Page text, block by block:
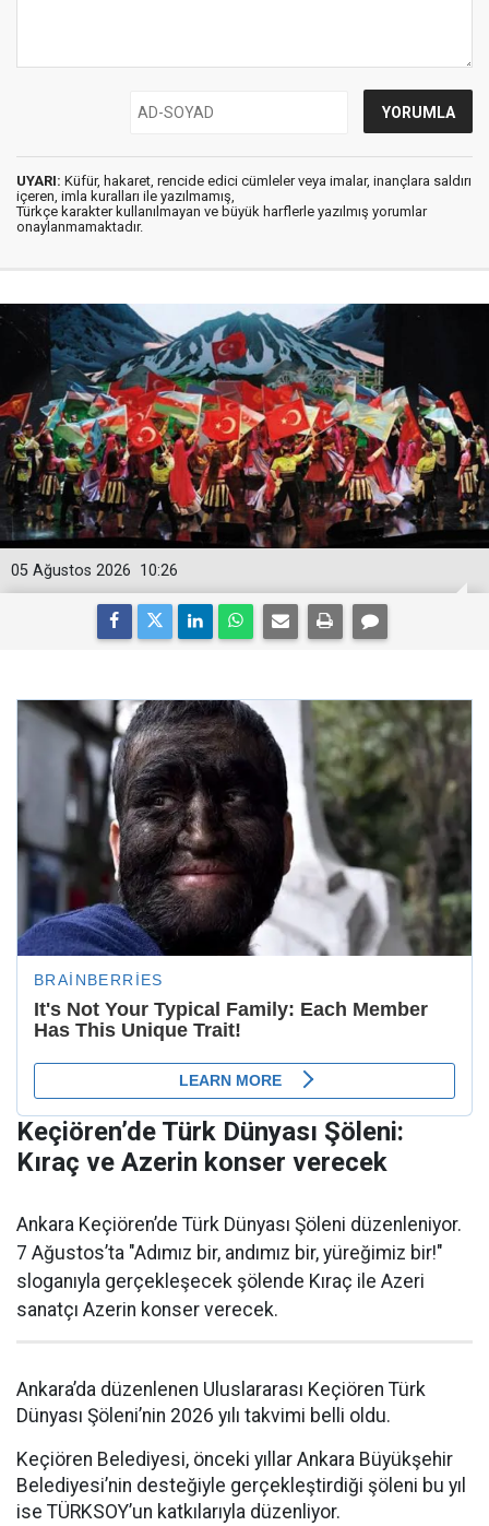
UYARI: Küfür, hakaret, rencide edici cümleler veya imalar, inançlara saldırı
içeren, imla kuralları ile yazılmamış,
Türkçe karakter kullanılmayan ve büyük harflerle yazılmış yorumlar
onaylanmamaktadır.
10:26
05 Ağustos 2026
Keçiören’de Türk Dünyası Şöleni:
Kıraç ve Azerin konser verecek
Ankara Keçiören’de Türk Dünyası Şöleni düzenleniyor.
7 Ağustos’ta "Adımız bir, andımız bir, yüreğimiz bir!"
sloganıyla gerçekleşecek şölende Kıraç ile Azeri
sanatçı Azerin konser verecek.
Ankara’da düzenlenen Uluslararası Keçiören Türk
Dünyası Şöleni’nin 2026 yılı takvimi belli oldu.
Keçiören Belediyesi, önceki yıllar Ankara Büyükşehir
Belediyesi’nin desteğiyle gerçekleştirdiği şöleni bu yıl
ise TÜRKSOY’un katkılarıyla düzenliyor.